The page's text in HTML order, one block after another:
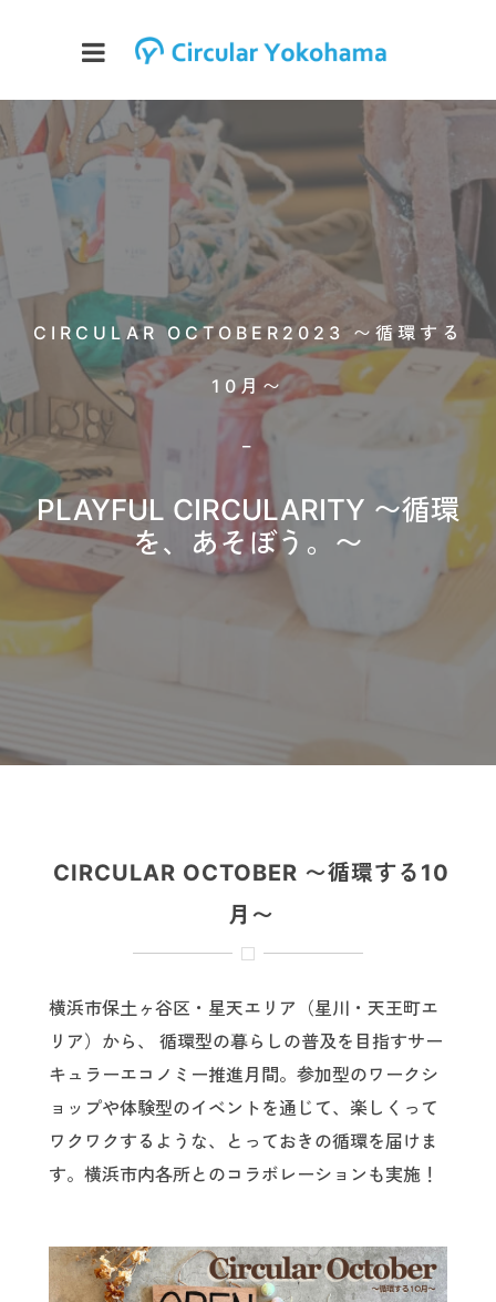
CIRCULAR OCTOBER2023 〜循環する
10月〜
PLAYFUL CIRCULARITY 〜循環
を、あそぼう。〜
CIRCULAR OCTOBER 〜循環する10
月〜
横浜市保土ヶ谷区・星天エリア（星川・天王町エ
リア）から、 循環型の暮らしの普及を目指すサー
キュラーエコノミー推進月間。参加型のワークシ
ョップや体験型のイベントを通じて、楽しくって
ワクワクするような、とっておきの循環を届けま
す。横浜市内各所とのコラボレーションも実施！